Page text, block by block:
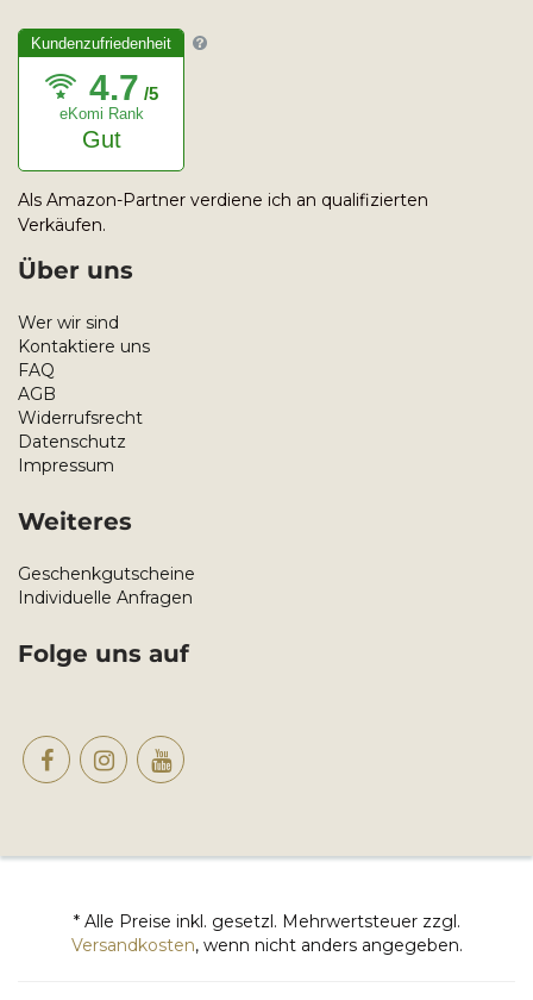
Kundenzufriedenheit
4.7 /5
eKomi Rank
Gut
Als Amazon-Partner verdiene ich an qualifizierten
Verkäufen.
Über uns
Wer wir sind
Kontaktiere uns
FAQ
AGB
Widerrufsrecht
Datenschutz
Impressum
Weiteres
Geschenkgutscheine
Individuelle Anfragen
Folge uns auf
* Alle Preise inkl. gesetzl. Mehrwertsteuer zzgl.
Versandkosten, wenn nicht anders angegeben.